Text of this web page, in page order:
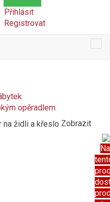
Přihlásit
Registrovat
opěradlem
Na
Zobrazit